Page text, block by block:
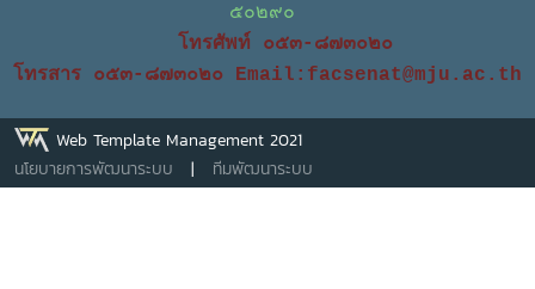
ของกองทุนเงินชดเชย การปรับฐานเงินเดือนของบุคลากร
มหาวิทยาลัย กรณีศึกษาเบี้ยประกันชีวิต
๕๐๒๙๐
โทรศัพท์ ๐๕๓-๘๗๓๐๒๐
โทรสาร ๐๕๓-๘๗๓๐๒๐
Email:facsenat@mju.ac.th
Web Template Management 2021
นโยบายการพัฒนาระบบ | ทีมพัฒนาระบบ